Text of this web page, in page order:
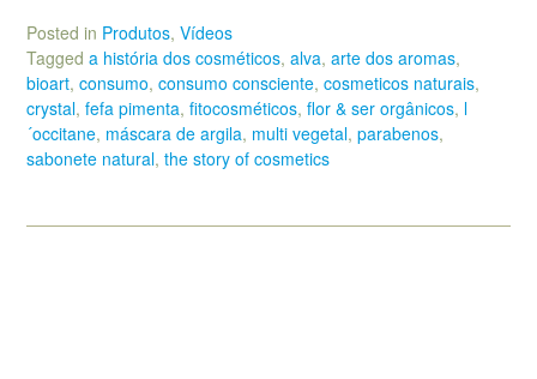
Posted in Produtos, Vídeos
Tagged a história dos cosméticos, alva, arte dos aromas,
bioart, consumo, consumo consciente, cosmeticos naturais,
crystal, fefa pimenta, fitocosméticos, flor & ser orgânicos, l
´occitane, máscara de argila, multi vegetal, parabenos,
sabonete natural, the story of cosmetics